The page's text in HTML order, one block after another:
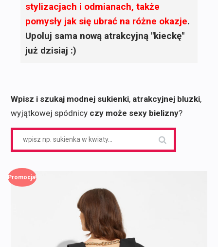
stylizacjach i odmianach, także
pomysły jak się ubrać na różne okazje.
Upoluj sama nową atrakcyjną "kieckę"
już dzisiaj :)
Wpisz i szukaj modnej sukienki, atrakcyjnej bluzki,
wyjątkowej spódnicy czy może sexy bielizny?
Promocja!